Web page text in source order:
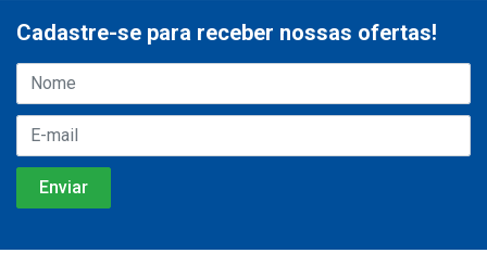
Cadastre-se para receber nossas ofertas!